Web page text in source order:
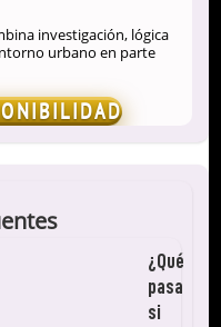
investigación, lógica
urbano en parte
¿Qué
pasa
si